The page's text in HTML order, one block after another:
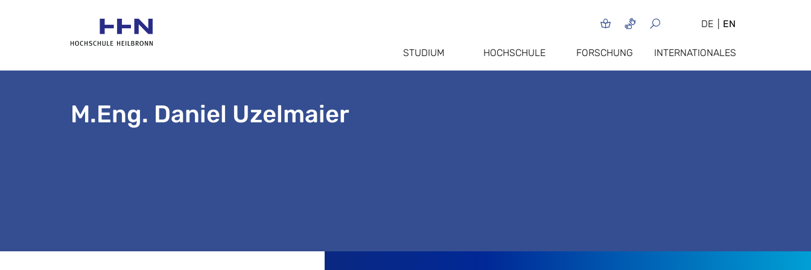
DE EN
STUDIUM HOCHSCHULE FORSCHUNG INTERNATIONALES
M.Eng. Daniel Uzelmaier